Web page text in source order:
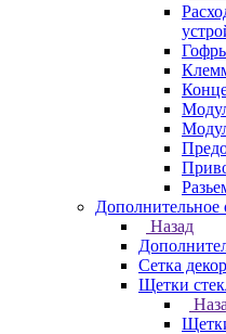
Дополнительное
Назад
Сетка
Щетки